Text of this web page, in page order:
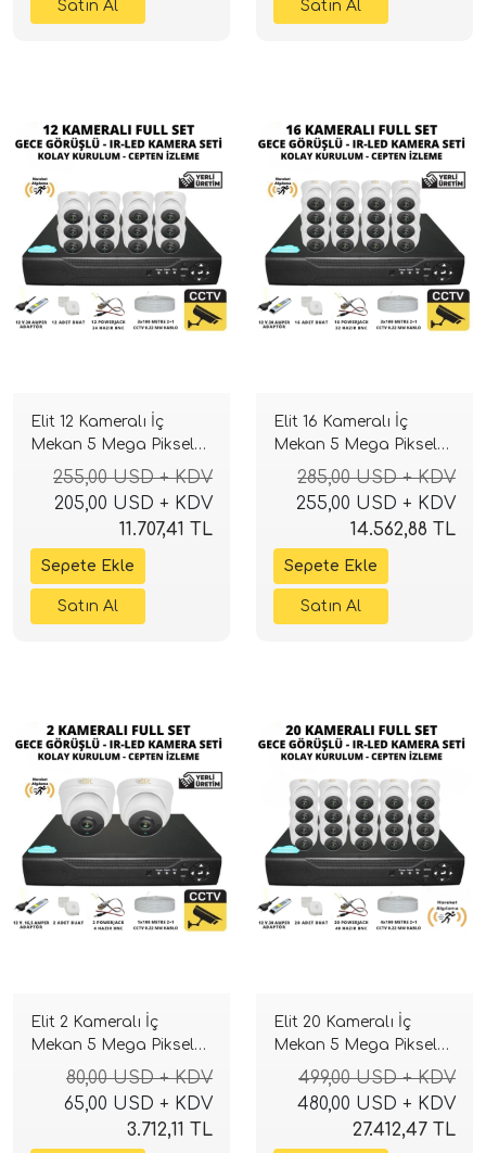
Elit 12 Kameralı İç
Mekan 5 Mega Piksel
Sony Lensli Full Paket
Güvenlik Sistemi
255,00 USD + KDV
205,00 USD + KDV
11.707,41 TL
Elit 16 Kameralı İç
Mekan 5 Mega Piksel
Sony Lensli Full Paket
Güvenlik Sistemi
285,00 USD + KDV
255,00 USD + KDV
14.562,88 TL
Elit 2 Kameralı İç
Mekan 5 Mega Piksel
Sony Lensli Full Paket
Güvenlik Sistemi
80,00 USD + KDV
65,00 USD + KDV
3.712,11 TL
Elit 20 Kameralı İç
Mekan 5 Mega Piksel
Sony Lensli Full Paket
Güvenlik Sistemi
499,00 USD + KDV
480,00 USD + KDV
27.412,47 TL